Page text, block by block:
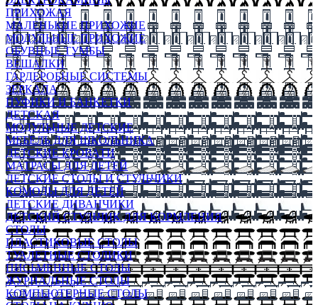
ПРИХОЖАЯ
МАЛЕНЬКИЕ ПРИХОЖИЕ
МОДУЛЬНЫЕ ПРИХОЖИЕ
ОБУВНЫЕ ТУМБЫ
ВЕШАЛКИ
ГАРДЕРОБНЫЕ СИСТЕМЫ
ЗЕРКАЛА
ПУФИКИ И БАНКЕТКИ
ДЕТСКАЯ
МОДУЛЬНЫЕ ДЕТСКИЕ
МЕБЕЛЬ ДЛЯ ШКОЛЬНИКА
ДЕТСКИЕ КРОВАТИ
МАТРАСЫ ДЛЯ ДЕТЕЙ
ДЕТСКИЕ СТОЛЫ И СТУЛЬЧИКИ
КОМОДЫ ДЛЯ ДЕТЕЙ
ДЕТСКИЕ ДИВАНЧИКИ
ДЕТСКИЙ СТУЛЬЧИК ДЛЯ КОРМЛЕНИЯ
СТОЛЫ
ПЛАСТИКОВЫЕ СТОЛЫ
ТУАЛЕТНЫЕ СТОЛИКИ
ПИСЬМЕННЫЕ СТОЛЫ
ЖУРНАЛЬНЫЕ СТОЛЫ
КОМПЬЮТЕРНЫЕ СТОЛЫ